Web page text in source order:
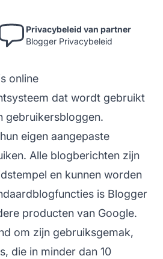
Privacybeleid van partner
Blogger Privacybeleid
online
dat wordt gebruikt
gebruikersbloggen.
eigen aangepaste
Alle blogberichten zijn
en kunnen worden
is Blogger
producten van Google.
om zijn gebruiksgemak,
die in minder dan 10